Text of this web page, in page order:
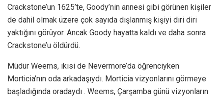
Crackstone’un 1625’te, Goody’nin annesi gibi görünen kişiler
de dahil olmak üzere çok sayıda dışlanmış kişiyi diri diri
yaktığını görüyor. Ancak Goody hayatta kaldı ve daha sonra
Crackstone’u öldürdü.
Müdür Weems, ikisi de Nevermore’da öğrenciyken
Morticia’nın oda arkadaşıydı. Morticia vizyonlarını görmeye
başladığında oradaydı . Weems, Çarşamba günü vizyonların